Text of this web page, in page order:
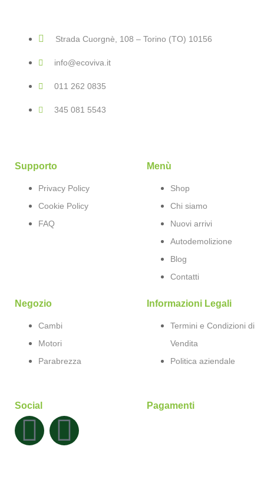
Strada Cuorgnè, 108 – Torino (TO) 10156
info@ecoviva.it
011 262 0835
345 081 5543
Supporto
Privacy Policy
Cookie Policy
FAQ
Menù
Shop
Chi siamo
Nuovi arrivi
Autodemolizione
Blog
Contatti
Negozio
Cambi
Motori
Parabrezza
Informazioni Legali
Termini e Condizioni di
Vendita
Politica aziendale
Social Pagamenti